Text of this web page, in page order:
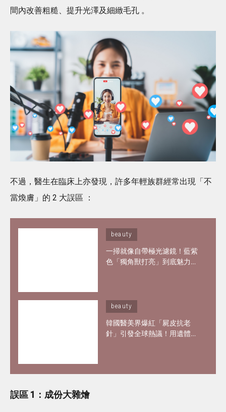
間內改善粗糙、提升光澤及細緻毛孔 。
不過，醫生在臨床上亦發現，許多年輕族群經常出現「不
當煥膚」的 2 大誤區 ：
beauty
一掃就像自帶極光濾鏡！藍紫
色「獨角獸打亮」到底魅力何
beauty
韓國醫美界爆紅「屍皮抗老
針」引發全球熱議！用遺體皮
誤區 1： 成份大雜燴